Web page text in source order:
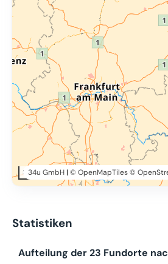
50 km
34u GmbH| © OpenMapTiles©
Statistiken
Aufteilung der 23 Fundorte